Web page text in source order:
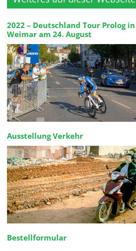
2022 – Deutschland Tour Prolog in
Weimar am 24. August
Ausstellung Verkehr
Bestellformular